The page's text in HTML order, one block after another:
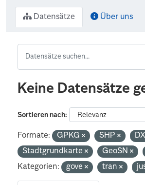
Datensätze Über uns
Keine Datensätze
Sortieren nach
Formate: GPKG SHP
Stadtgrundkarte
GeoSN
Kategorien:
gove tran